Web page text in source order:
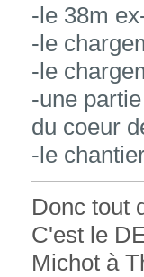
-le 38m
-le
-le
-une
du coeur
-le
Donc tout
C'est le
Michot à